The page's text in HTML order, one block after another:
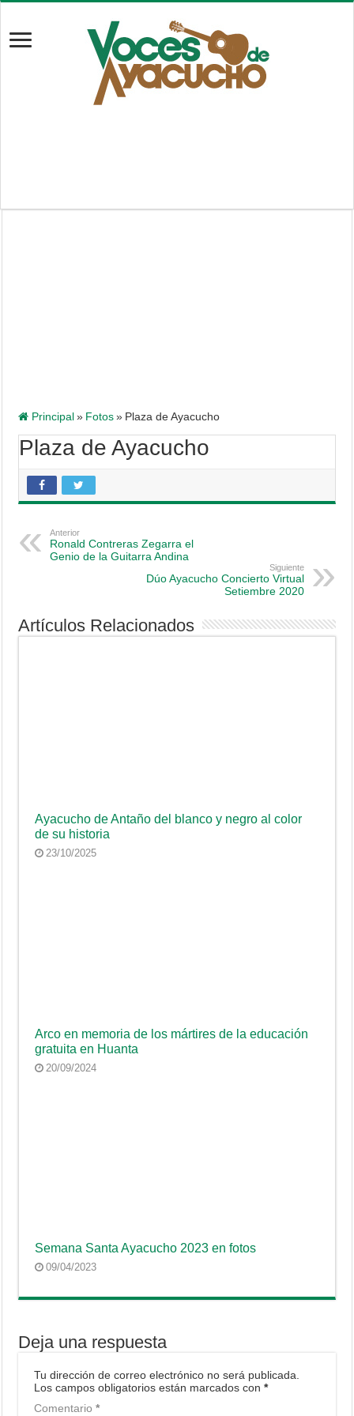
Principal » Fotos » Plaza de Ayacucho
Plaza de Ayacucho
Anterior
Ronald Contreras Zegarra el
Genio de la Guitarra Andina
Siguiente
Dúo Ayacucho Concierto Virtual
Setiembre 2020
Artículos Relacionados
Ayacucho de Antaño del blanco y negro al color
de su historia
23/10/2025
Arco en memoria de los mártires de la educación
gratuita en Huanta
20/09/2024
Semana Santa Ayacucho 2023 en fotos
09/04/2023
Deja una respuesta
Tu dirección de correo electrónico no será publicada.
Los campos obligatorios están marcados con*
Comentario*